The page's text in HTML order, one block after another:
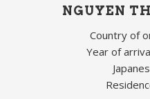
NGUYEN
Country of
Year of